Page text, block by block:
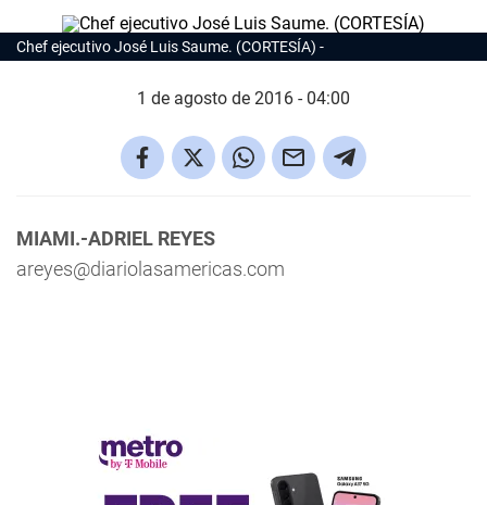
Chef ejecutivo José Luis Saume. (CORTESÍA)
1 de agosto de 2016 - 04:00
MIAMI.-ADRIEL REYES
areyes@diariolasamericas.com